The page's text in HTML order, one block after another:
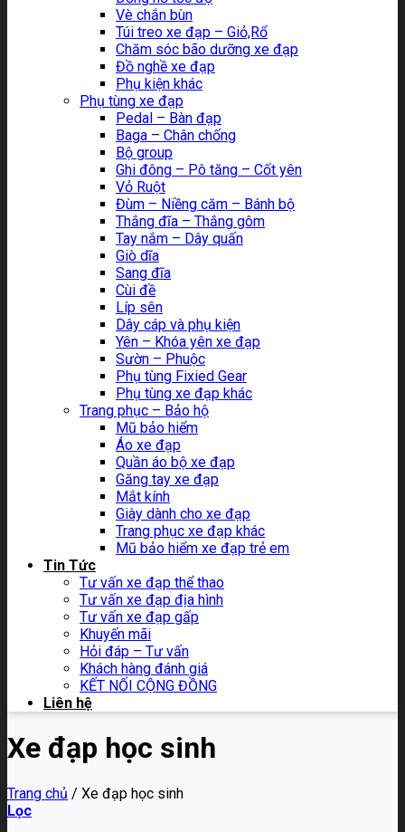
Vè chắn bùn
Túi treo xe đạp – Giỏ,Rổ
Chăm sóc bão dưỡng xe đạp
Đồ nghề xe đạp
Phụ kiện khác
Phụ tùng xe đạp
Pedal – Bàn đạp
Baga – Chân chống
Bộ group
Ghi đông – Pô tăng – Cốt yên
Vỏ Ruột
Đùm – Niềng căm – Bánh bộ
Thắng đĩa – Thắng gôm
Tay nắm – Dây quấn
Giò dĩa
Sang đĩa
Cùi đề
Líp sên
Dây cáp và phụ kiện
Yên – Khóa yên xe đạp
Sườn – Phuộc
Phụ tùng Fixied Gear
Phụ tùng xe đạp khác
Trang phục – Bảo hộ
Mũ bảo hiểm
Áo xe đạp
Quần áo bộ xe đạp
Găng tay xe đạp
Mắt kính
Giày dành cho xe đạp
Trang phục xe đạp khác
Mũ bảo hiểm xe đạp trẻ em
Tin Tức
Tư vấn xe đạp thể thao
Tư vấn xe đạp địa hình
Tư vấn xe đạp gấp
Khuyến mãi
Hỏi đáp – Tư vấn
Khách hàng đánh giá
KẾT NỐI CỘNG ĐỒNG
Liên hệ
Xe đạp học sinh
Trang chủ / Xe đạp học sinh
Lọc